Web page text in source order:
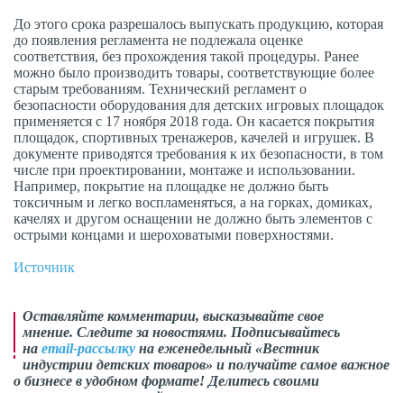
До этого срока разрешалось выпускать продукцию, которая
до появления регламента не подлежала оценке
соответствия, без прохождения такой процедуры. Ранее
можно было производить товары, соответствующие более
старым требованиям. Технический регламент о
безопасности оборудования для детских игровых площадок
применяется с 17 ноября 2018 года. Он касается покрытия
площадок, спортивных тренажеров, качелей и игрушек. В
документе приводятся требования к их безопасности, в том
числе при проектировании, монтаже и использовании.
Например, покрытие на площадке не должно быть
токсичным и легко воспламеняться, а на горках, домиках,
качелях и другом оснащении не должно быть элементов с
острыми концами и шероховатыми поверхностями.
Источник
Оставляйте комментарии, высказывайте свое
мнение. Следите за новостями. Подписывайтесь
на email-рассылку на еженедельный «Вестник
индустрии детских товаров» и получайте самое важное
о бизнесе в удобном формате! Делитесь своими